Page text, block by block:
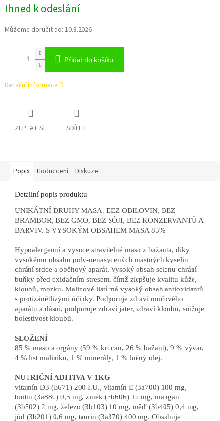
cena:
Ihned k odeslání
Můžeme doručit do: 10.8.2026
Přidat do košíku
Detailní informace
ZEPTAT SE SDÍLET
Popis Hodnocení Diskuze
Detailní popis produktu
UNIKÁTNÍ DRUHY MASA. BEZ OBILOVIN, BEZ
BRAMBOR, BEZ GMO, BEZ SÓJI, BEZ KONZERVANTŮ A
BARVIV. S VYSOKÝM OBSAHEM MASA 85%
Hypoalergenní a vysoce stravitelné maso z bažanta, díky
vysokému obsahu poly-nenasycených mastných kyselin
chrání srdce a oběhový aparát. Vysoký obsah selenu chrání
buňky před oxidačním stresem, čímž zlepšuje kvalitu kůže,
kloubů, mozku. Malinové listí má vysoký obsah antioxidantů
s protizánětlivými účinky. Podporuje zdraví močového
aparátu a dásní, podporuje zdraví jater, zdraví kloubů, snižuje
bolestivost kloubů.
SLOŽENÍ
85 % maso a orgány (59 % krocan, 26 % bažant), 9 % vývar,
4 % list maliníku, 1 % minerály, 1 % lněný olej.
NUTRIČNÍ ADITIVA V 1KG
vitamín D3 (E671) 200 I.U., vitamín E (3a700) 100 mg,
biotin (3a880) 0,5 mg, zinek (3b606) 12 mg, mangan
(3b502) 2 mg, železo (3b103) 10 mg, měď (3b405) 0,4 mg,
jód (3b201) 0,6 mg, taurin (3a370) 400 mg. Obsahuje